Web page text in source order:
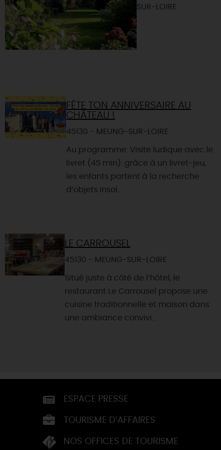
SUR-LOIRE
FÊTE TON ANNIVERSAIRE AU
CHÂTEAU !
45130 - MEUNG-SUR-LOIRE
Au programme: Visite ludique avec le
livret (45 min): grâce à un livret-jeu,
les enfants partent à la recherche
d’objets insol...
LE CARROUSEL
45130 - MEUNG-SUR-LOIRE
Situé juste à côté de l’hôtel, le
restaurant Le Carrousel propose une
cuisine traditionnelle et maison dans
une ambiance convivi...
ESPACE PRESSE
TOURISME D’AFFAIRES
NOS OFFICES DE TOURISME